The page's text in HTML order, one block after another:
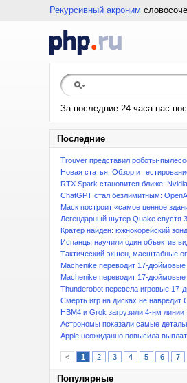
Рекурсивный акроним
За последние 24 часа нас
Последние
Trouver представил роботы-
Новая статья: Обзор и
RTX Spark становится ближе: Nvidia
ChatGPT стал безлимитным:
Маск построит «самое ценное
Легендарный шутер Quake спустя
Кратер найден: южнокорейский
Испанцы научили один объектив
Тактический экшен, масштабные
Machenike переводит 17-дюймовые
Machenike переводит 17-дюймовые
Thunderobot перевела игровые 17-
Смерть игр на дисках не навредит
HBM4 и Grok загрузили 4-нм линии
Астрономы показали самые
Apple неожиданно повысила
< 1 2 3 4 5 6 7
Популярные